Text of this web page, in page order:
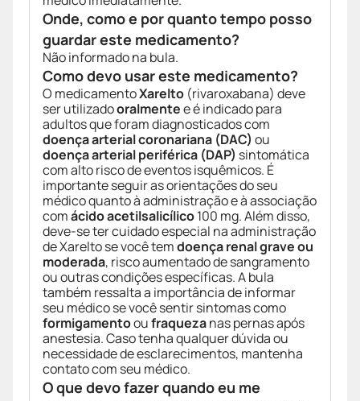
Onde, como e por quanto tempo posso
guardar este medicamento?
Não informado na bula.
Como devo usar este medicamento?
O medicamentoXarelto (rivaroxabana) deve
ser utilizadooralmentee é indicado para
adultos que foram diagnosticados com
doença arterial coronariana (DAC) ou
doença arterial periférica (DAP) sintomática
com alto risco de eventos isquêmicos. É
importante seguir as orientações do seu
médico quanto à administração e à associação
comácido acetilsalicílico100 mg. Além disso,
deve-se ter cuidado especial na administração
de Xarelto se você temdoença renal grave ou
moderada, risco aumentado de sangramento
ou outras condições específicas. A bula
também ressalta a importância de informar
seu médico se você sentir sintomas como
formigamentooufraquezanas pernas após
anestesia. Caso tenha qualquer dúvida ou
necessidade de esclarecimentos, mantenha
contato com seu médico.
O que devo fazer quando eu me